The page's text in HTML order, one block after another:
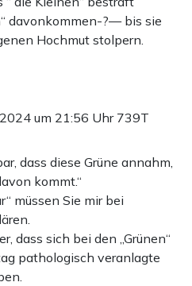
davonkommen-?— bis sie
Hochmut stolpern.
um 21:56 Uhr 739T
dass diese Grüne annahm,
kommt.“
müssen Sie mir bei
dass sich bei den „Grünen“
pathologisch veranlagte